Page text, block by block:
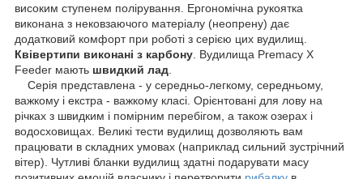
високим ступенем полірування. Ергономічна рукоятка
виконана з нековзаючого матеріалу (неопрену) дає
додатковий комфорт при роботі з серією цих вудилищ.
Квівертипи виконані з карбону . Вудилища Premacy X
Feeder мають швидкий лад
Серія представлена - у середньо-легкому, середньому,
важкому і екстра - важкому класі. Орієнтовані для лову на
річках з швидким і помірним перебігом, а також озерах і
водосховищах. Великі тести вудилищ дозволяють вам
працювати в складних умовах (наприклад сильний зустрічний
вітер). Чутливі бланки вудилищ здатні подарувати масу